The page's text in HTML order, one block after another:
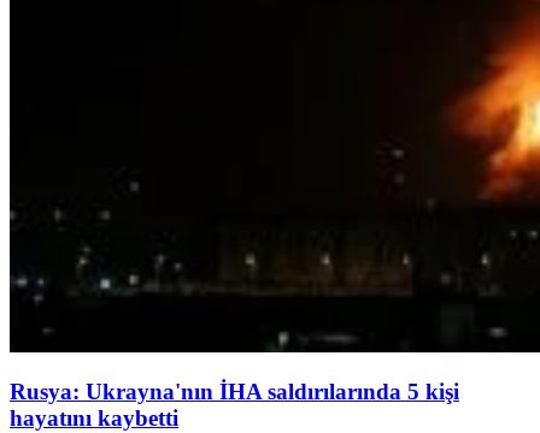
Rusya: Ukrayna'nın İHA saldırılarında 5 kişi
hayatını kaybetti